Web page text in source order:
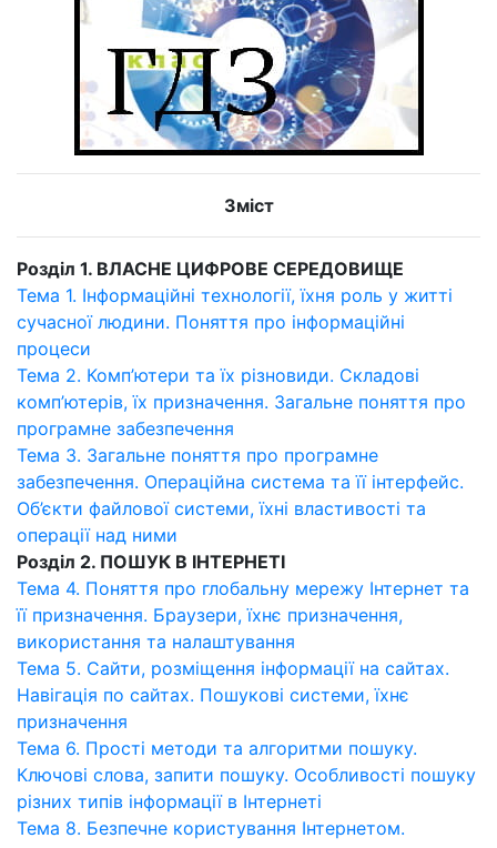
Зміст
Розділ 1. ВЛАСНЕ ЦИФРОВЕ СЕРЕДОВИЩЕ
Тема 1. Інформаційні технології, їхня роль у житті
сучасної людини. Поняття про інформаційні
процеси
Тема 2. Комп’ютери та їх різновиди. Складові
комп’ютерів, їх призначення. Загальне поняття про
програмне забезпечення
Тема 3. Загальне поняття про програмне
забезпечення. Операційна система та її інтерфейс.
Об’єкти файлової системи, їхні властивості та
операції над ними
Розділ 2. ПОШУК В ІНТЕРНЕТІ
Тема 4. Поняття про глобальну мережу Інтернет та
її призначення. Браузери, їхнє призначення,
використання та налаштування
Тема 5. Сайти, розміщення інформації на сайтах.
Навігація по сайтах. Пошукові системи, їхнє
призначення
Тема 6. Прості методи та алгоритми пошуку.
Ключові слова, запити пошуку. Особливості пошуку
різних типів інформації в Інтернеті
Тема 8. Безпечне користування Інтернетом.